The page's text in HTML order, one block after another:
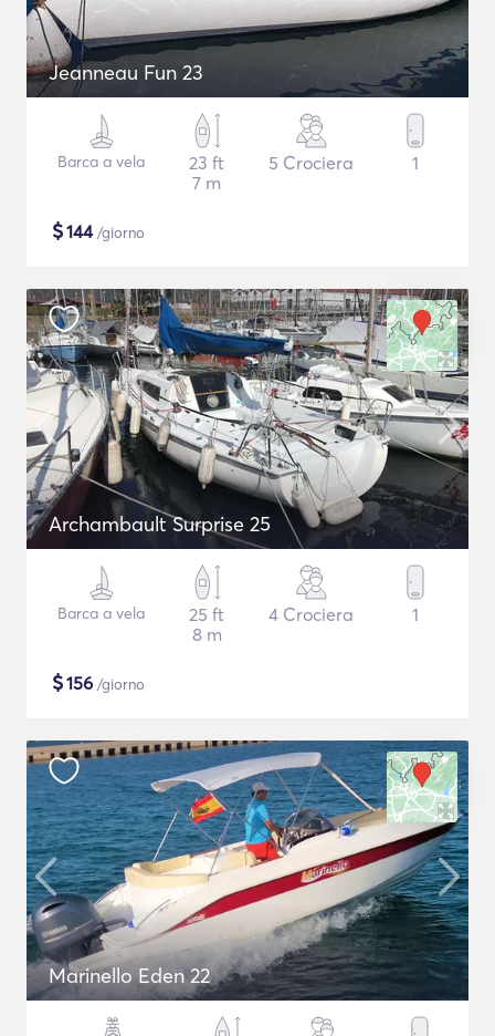
Jeanneau Fun 23
Barca a vela
23 ft
7 m
5 Crociera 1
$144/giorno
Archambault Surprise 25
Barca a vela
25 ft
8 m
4 Crociera 1
$156 /giorno
Marinello Eden 22